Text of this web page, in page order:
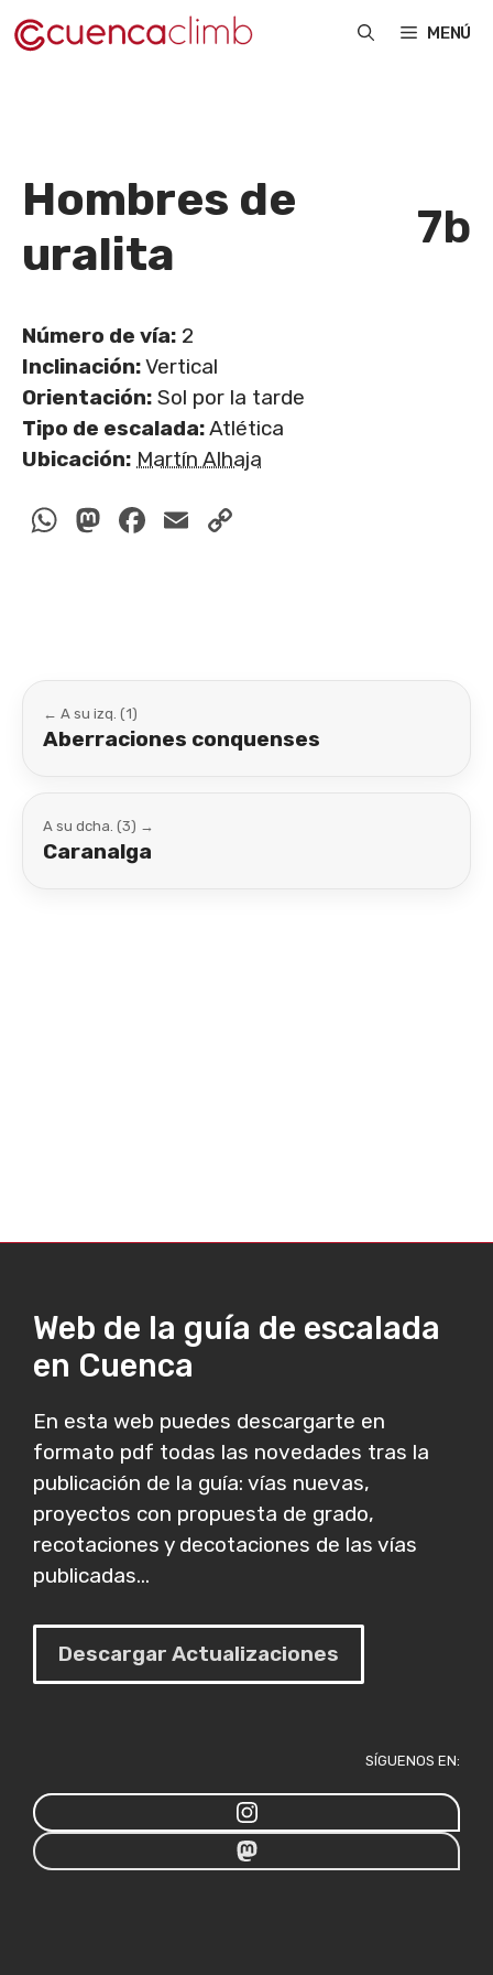
Saltar
al
MENÚ
Hombres de
uralita
7b
Número de vía: 2
Inclinación:Vertical
Orientación: Sol por la tarde
Tipo de escalada:Atlética
Ubicación: Martín Alhaja
WhatsApp
Mastodon
Facebook
Email
← A su izq. (1)
Aberraciones conquenses
A su dcha. (3) →
Caranalga
Web de la guía de escalada
en Cuenca
En esta web puedes descargarte en
formato pdf todas las novedades tras la
publicación de la guía: vías nuevas,
proyectos con propuesta de grado,
recotaciones y decotaciones de las vías
publicadas...
Descargar Actualizaciones
SÍGUENOS EN: